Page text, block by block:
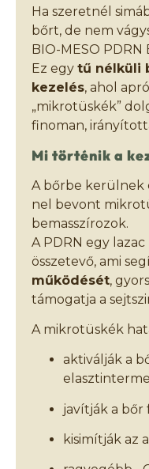
Ha szeretnél
bőrt, de nem
BIO-MESO
Ez egy tű nélküli
kezelés, ahol
„mikrotüskék”
finoman,
Mi történik a
A bőrbe kerülnek
nel bevont
bemasszírozok.
A PDRN egy
összetevő, ami
működését,
támogatja a
A mikrotüskék
aktiválják a
javítják a bőr
kisimítják az